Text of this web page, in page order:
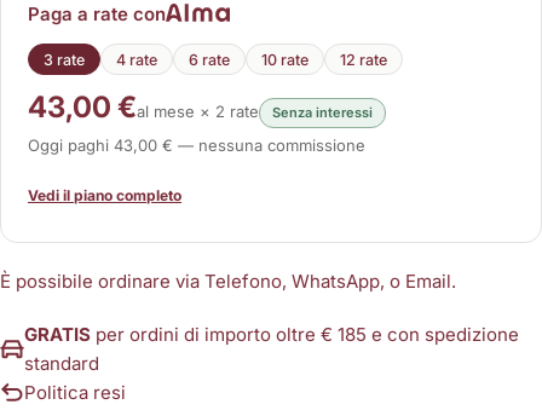
Paga a rate con
3 rate 4 rate 6 rate 10 rate 12 rate
43,00 €al mese × 2 rate Senza interessi
Oggi paghi 43,00 € — nessuna commissione
Vedi il piano completo
È possibile ordinare via Telefono, WhatsApp, o Email.
GRATIS per ordini di importo oltre € 185 e con spedizione
standard
Politica resi